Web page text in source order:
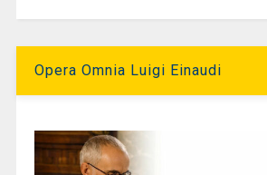
Opera Omnia Luigi Einaudi